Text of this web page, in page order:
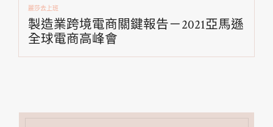
麗莎去上班
製造業跨境電商關鍵報告－2021亞馬遜
全球電商高峰會